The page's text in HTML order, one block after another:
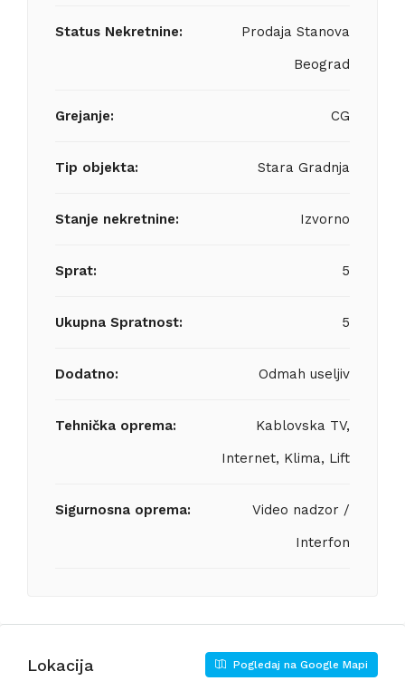
Status Nekretnine:
Prodaja Stanova
Beograd
Grejanje: CG
Tip objekta: Stara Gradnja
Stanje nekretnine: Izvorno
Sprat: 5
Ukupna Spratnost: 5
Dodatno: Odmah useljiv
Tehnička oprema:
Kablovska TV,
Internet, Klima, Lift
Sigurnosna oprema:
Video nadzor /
Interfon
Lokacija Pogledaj na Google Mapi